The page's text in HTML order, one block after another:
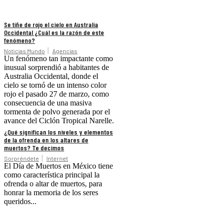
Se tiñe de rojo el cielo en Australia
Occidental ¿Cuál es la razón de este
fenómeno?
Noticias Mundo Agencias
Un fenómeno tan impactante como
inusual sorprendió a habitantes de
Australia Occidental, donde el
cielo se tornó de un intenso color
rojo el pasado 27 de marzo, como
consecuencia de una masiva
tormenta de polvo generada por el
avance del Ciclón Tropical Narelle.
¿Qué significan los niveles y elementos
de la ofrenda en los altares de
muertos? Te decimos
Sorpréndete Internet
El Día de Muertos en México tiene
como característica principal la
ofrenda o altar de muertos, para
honrar la memoria de los seres
queridos...